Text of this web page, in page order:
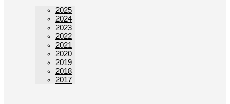
2025
2024
2023
2022
2021
2020
2019
2018
2017